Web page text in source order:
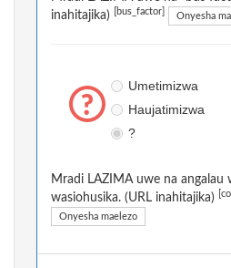
inahitajika)
[bus_factor] Onyesha
Umetimizwa
Haujatimizwa
?
Mradi LAZIMA uwe na angalau
wasiohusika. (URL inahitajika)
Onyesha maelezo